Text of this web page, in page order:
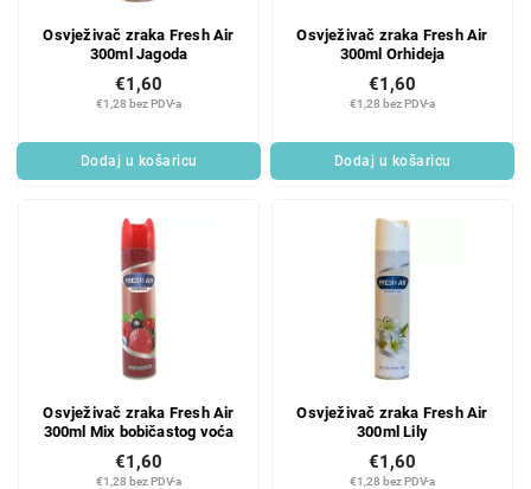
Osvježivač zraka Fresh Air
300ml Jagoda
€1,28 bez PDV-a
€1,60
Dodaj u košaricu
Osvježivač zraka Fresh Air
300ml Orhideja
€1,28 bez PDV-a
€1,60
Dodaj u košaricu
Osvježivač zraka Fresh Air
300ml Mix bobičastog voća
€1,28 bez PDV-a
€1,60
Osvježivač zraka Fresh Air
300ml Lily
€1,28 bez PDV-a
€1,60